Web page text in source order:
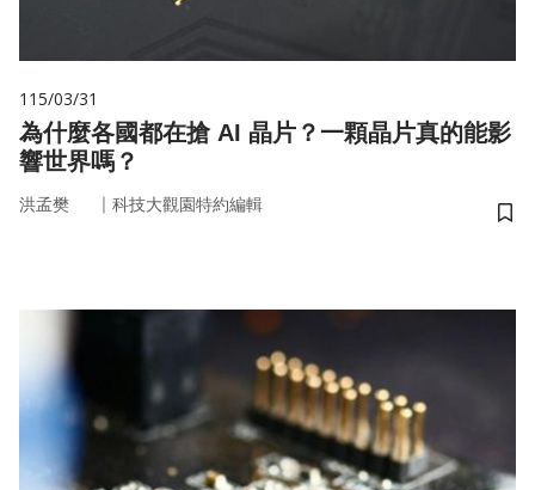
115/03/31
為什麼各國都在搶 AI 晶片？一顆晶片真的能影
響世界嗎？
洪孟樊 ｜ 科技大觀園特約編輯
儲